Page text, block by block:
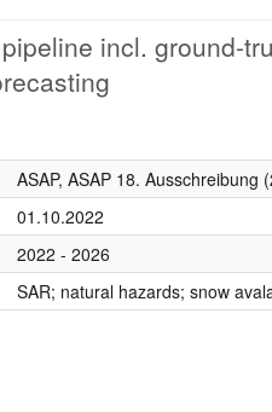
incl. ground-
ASAP, ASAP 18. Ausschreibung
01.10.2022
2022 - 2026
SAR; natural hazards; snow